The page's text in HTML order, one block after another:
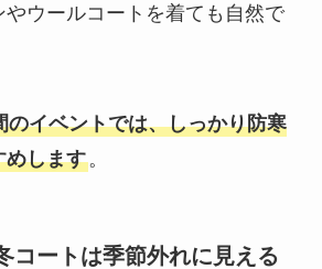
やウールコートを着ても自然で
のイベントでは、しっかり防寒
めします。
コートは季節外れに見える